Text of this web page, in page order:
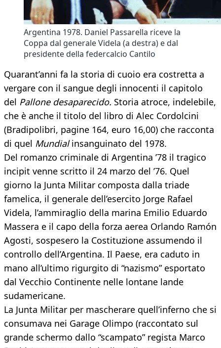
Argentina 1978. Daniel Passarella riceve la
Coppa dal generale Videla (a destra) e dal
presidente della federcalcio Cantilo
Quarant’anni fa la storia di cuoio era costretta a
vergare con il sangue degli innocenti il capitolo
del Pallone desaparecido. Storia atroce, indelebile,
che è anche il titolo del libro di Alec Cordolcini
(Bradipolibri, pagine 164, euro 16,00) che racconta
di quel Mundialinsanguinato del 1978.
Del romanzo criminale di Argentina ’78 il tragico
incipit venne scritto il 24 marzo del ’76. Quel
giorno la Junta Militar composta dalla triade
famelica, il generale dell’esercito Jorge Rafael
Videla, l’ammiraglio della marina Emilio Eduardo
Massera e il capo della forza aerea Orlando Ramón
Agosti, sospesero la Costituzione assumendo il
controllo dell’Argentina. Il Paese, era caduto in
mano all’ultimo rigurgito di “nazismo” esportato
dal Vecchio Continente nelle lontane lande
sudamericane.
La Junta Militar per mascherare quell’inferno che si
consumava nei Garage Olimpo (raccontato sul
grande schermo dallo “scampato” regista Marco